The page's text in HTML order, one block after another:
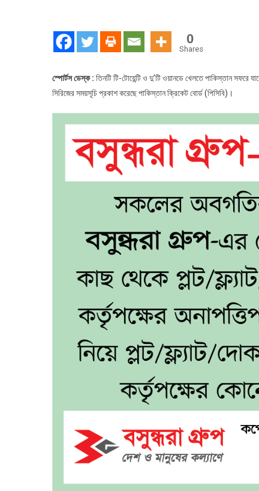
0
Shares
স্পোর্টস ডেস্ক : তিনটি টি-টোয়েন্টি ও দু’টি ওয়ানডে খেলতে পাকিস্তান সফরে
সিরিজের সময়সূচি প্রকাশ করেছে পাকিস্তান ক্রিকেট বোর্ড (পিসিবি)।